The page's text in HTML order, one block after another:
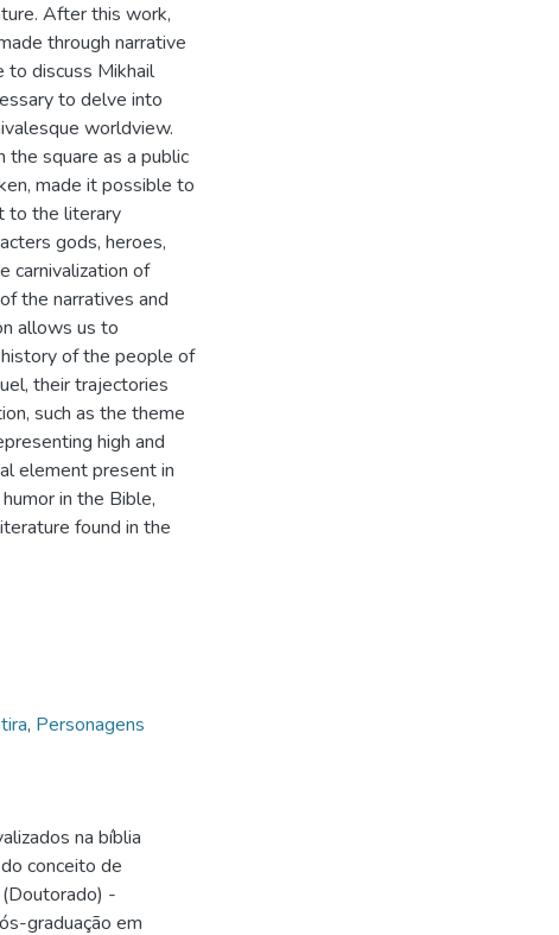
After this work,
through narrative
to discuss Mikhail
to delve into
worldview.
the square as a public
made it possible to
to the literary
gods, heroes,
carnivalization of
the narratives and
allows us to
of the people of
their trajectories
such as the theme
high and
element present in
in the Bible,
found in the
, Personagens
na bíblia
conceito de
-
graduação em